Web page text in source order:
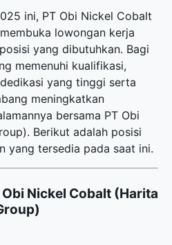
ini, PT Obi Nickel Cobalt
lowongan kerja
yang dibutuhkan. Bagi
memenuhi kualifikasi,
yang tinggi serta
meningkatkan
bersama PT Obi
Berikut adalah posisi
yang tersedia pada saat ini.
Nickel Cobalt (Harita